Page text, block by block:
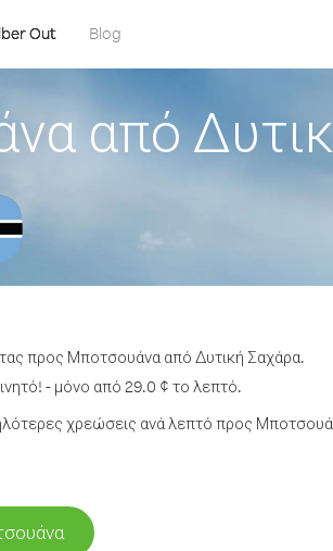
Out Blog
από
προς Μποτσουάνα από Δυτική Σαχάρα.
- μόνο από 29.0 ¢ το λεπτό.
χρεώσεις ανά λεπτό προς